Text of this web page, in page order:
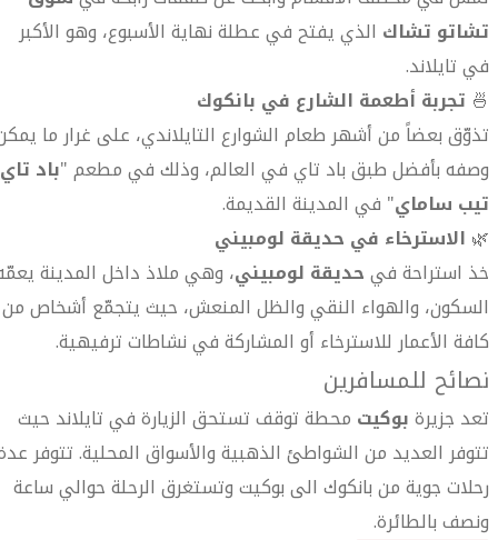
تشاتو تشاك الذي يفتح في عطلة نهاية الأسبوع، وهو الأكبر
في تايلاند.
🍜 تجربة أطعمة الشارع في بانكوك
تذوّق بعضاً من أشهر طعام الشوارع التايلاندي، على غرار ما
وصفه بأفضل طبق باد تاي في العالم، وذلك في مطعم "باد تاي
تيب ساماي" في المدينة القديمة.
🌿 الاسترخاء في حديقة لومبيني
خذ استراحة فيحديقة لومبيني، وهي ملاذ داخل المدينة
السكون، والهواء النقي والظل المنعش، حيث يتجمّع أشخاص من
كافة الأعمار للاسترخاء أو المشاركة في نشاطات ترفيهية.
نصائح للمسافرين
تعد جزيرةبوكيت محطة توقف تستحق الزيارة في تايلاند حيث
تتوفر العديد من الشواطئ الذهبية والأسواق المحلية. تتوفر
رحلات جوية من بانكوك الى بوكيت وتستغرق الرحلة حوالي ساعة
ونصف بالطائرة.